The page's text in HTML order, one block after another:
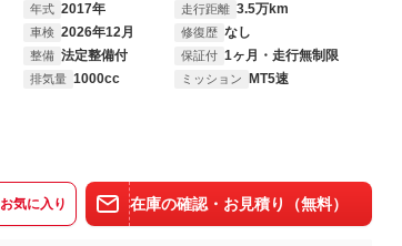
年式 2017年 走行距離 3.5万km
車検 2026年12月 修復歴 なし
整備 法定整備付 保証付 1ヶ月・走行無制限
排気量 1000cc ミッション MT5速
お気に入り 在庫の確認・お見積り（無料）